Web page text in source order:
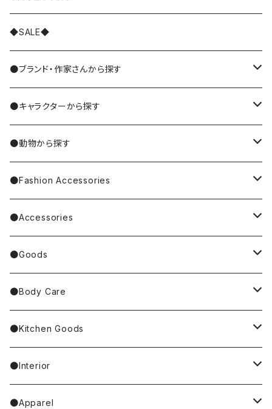
◆SALE◆
●ブランド・作家さんから探す
MIYUKI MATSUO/松尾ミユキ
Nathalie Lete
Miyagi Chika/みやぎちか
BAREFOOT
Richard Scarry/リチャード・スキャリー
Palnart Poc
4F Palnart Poc（cat）
Hannah Turner
Casselini/HEY! Mrs ROSE
Goma
●キャラクターから探す
Krtek／もぐらのクルテク
PUPPET SUNSUN／パペットスンスン
Garfield
BETTY BOOP
PINGU
●動物から探す
cat／猫
dog／犬
rabbit／うさぎ
●Fashion Accessories
Bag
Tote Bag
Other Bag
Pouch
Handkerchief／Towel／TENUGUI
Socks
Stole／Muffler
Glove／Arm cover
●Accessories
earrings／ピアス
clip on earrings／イヤリング
ear cuff／イヤーカフ
necklace／ネックレス
ring／リング
●Goods
Mirror
ornaments／accessory case
toys／stuffed toy
stationery
●Body Care
hand soap
hand cream
bar soap
●Kitchen Goods
tableware
placemat
●Interior
room shoes
●Apparel